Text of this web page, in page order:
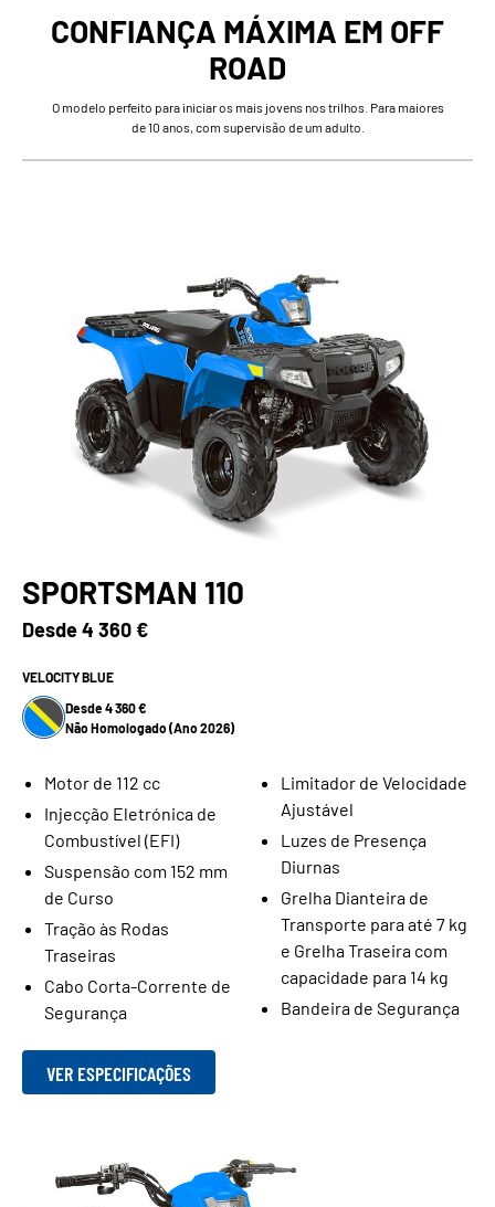
CONFIANÇA MÁXIMA EM OFF
ROAD
O modelo perfeito para iniciar os mais jovens nos trilhos. Para maiores
de 10 anos, com supervisão de um adulto.
SPORTSMAN 110
Desde4 360 €
VELOCITY BLUE
Desde 4 360 €
Não Homologado (Ano 2026)
Motor de 112 cc
Injecção Eletrónica de
Combustível (EFI)
Suspensão com 152 mm
de Curso
Tração às Rodas
Traseiras
Cabo Corta-Corrente de
Segurança
Limitador de Velocidade
Ajustável
Luzes de Presença
Diurnas
Grelha Dianteira de
Transporte para até 7 kg
e Grelha Traseira com
capacidade para 14 kg
Bandeira de Segurança
VER ESPECIFICAÇÕES